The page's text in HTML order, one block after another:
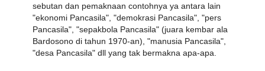
sebutan dan pemaknaan contohnya ya antara lain
"ekonomi Pancasila", "demokrasi Pancasila", "pers
Pancasila", "sepakbola Pancasila" (juara kembar ala
Bardosono di tahun 1970-an), "manusia Pancasila",
"desa Pancasila" dll yang tak bermakna apa-apa.